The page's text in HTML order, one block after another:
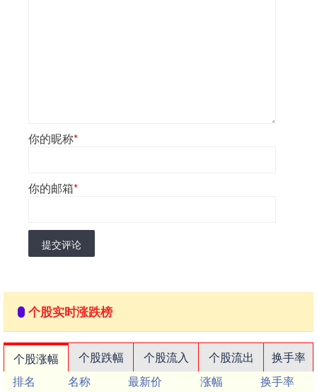
你的昵称*
你的邮箱*
提交评论
个股实时涨跌榜
个股涨幅 个股跌幅 个股流入 个股流出
换手率
排名
名称 最新价 涨幅
换手率